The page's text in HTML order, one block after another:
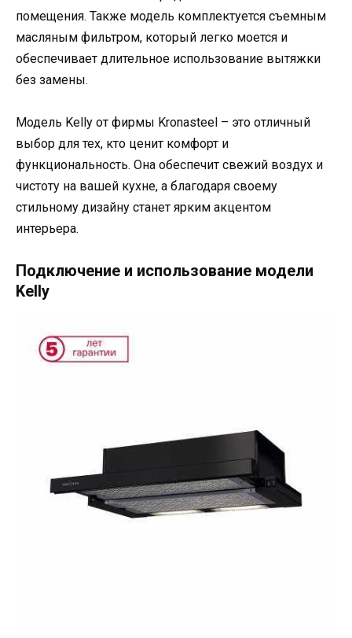
помещения. Также модель комплектуется съемным
масляным фильтром, который легко моется и
обеспечивает длительное использование вытяжки
без замены.
Модель Kelly от фирмы Kronasteel – это отличный
выбор для тех, кто ценит комфорт и
функциональность. Она обеспечит свежий воздух и
чистоту на вашей кухне, а благодаря своему
стильному дизайну станет ярким акцентом
интерьера.
Подключение и использование модели
Kelly